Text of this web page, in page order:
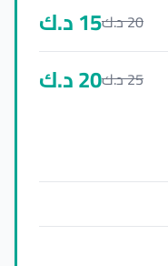
20د.ك15د.ك
25د.ك20د.ك